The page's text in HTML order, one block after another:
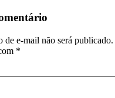
de e-mail não será publicado.
*